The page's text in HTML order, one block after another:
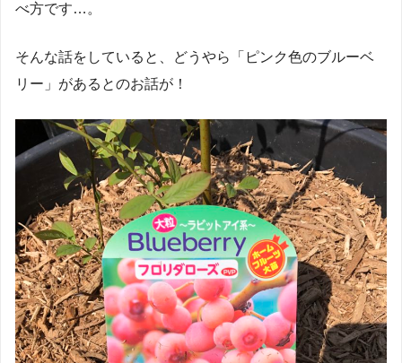
べ方です…。
そんな話をしていると、どうやら「ピンク色のブルーベ
リー」があるとのお話が！